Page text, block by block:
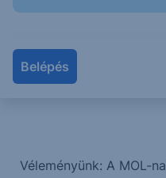
Belépésolajféleség
csökkenthető.
Véleményünk: A MOL-